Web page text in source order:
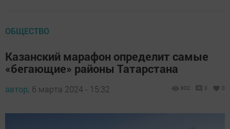
ОБЩЕСТВО
Казанский марафон определит самые
«бегающие» районы Татарстана
автор, 6 марта 2024 - 15:32 802 0 0